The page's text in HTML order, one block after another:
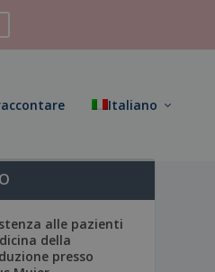
Italiano
alle pazienti
della
presso